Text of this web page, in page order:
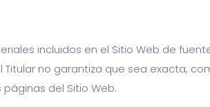
incluidos en el Sitio Web de
no garantiza que sea exacta,
del Sitio Web.